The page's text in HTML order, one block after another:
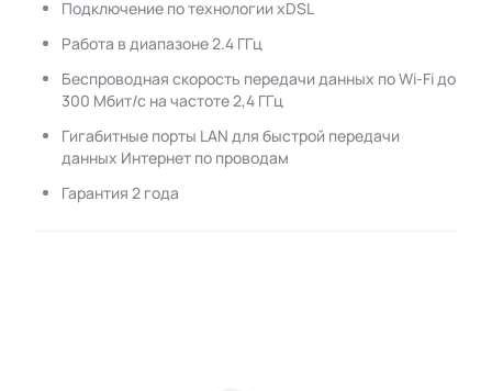
Подключение по технологии xDSL
Работа в диапазоне 2.4 ГГц
Беспроводная скорость передачи данных по Wi-Fi до
300 Мбит/с на частоте 2,4 ГГц
Гигабитные порты LAN для быстрой передачи
данных Интернет по проводам
Гарантия 2 года